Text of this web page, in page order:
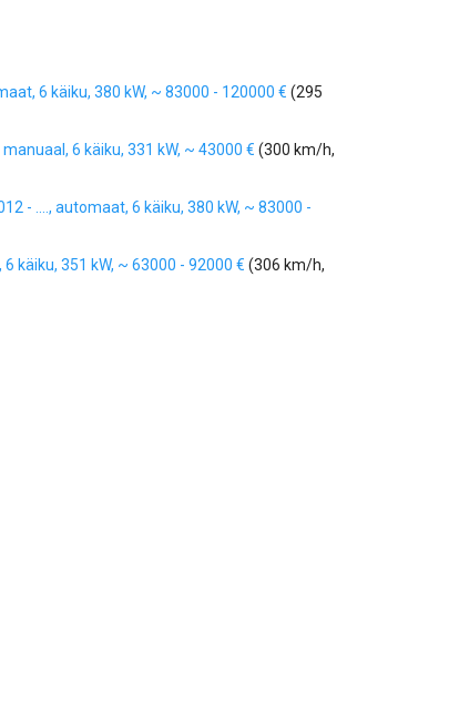
6 käiku, 380 kW, ~ 83000 - 120000 € (295
6 käiku, 331 kW, ~ 43000 € (300 km/h,
- ...., automaat, 6 käiku, 380 kW, ~ 83000 -
käiku, 351 kW, ~ 63000 - 92000 € (306 km/h,